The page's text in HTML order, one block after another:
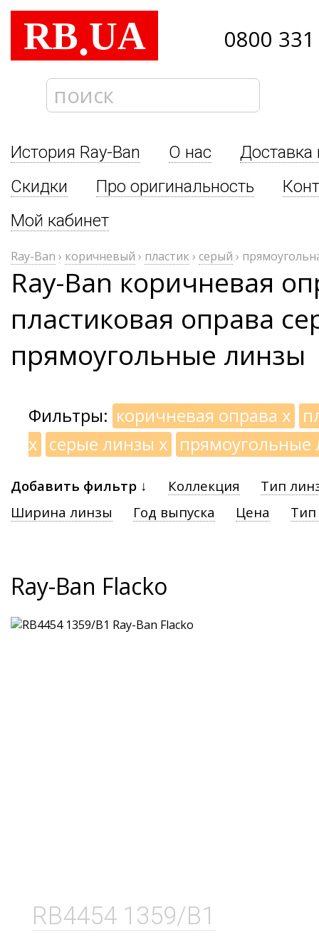
RB.UA 0800
История Ray-Ban О нас
Доставка
Скидки
Про оригинальность
Мой кабинет
Ray-Ban › коричневый › пластик › серый ›
Ray-Ban коричневая
пластиковая оправа
прямоугольные линзы
Фильтры: коричневая оправа x
x серые линзы x
Добавить фильтр ↓ Коллекция
Тип
Ширина линзы
Год выпуска Цена
Ray-Ban Flacko
RB4454 1359/B1